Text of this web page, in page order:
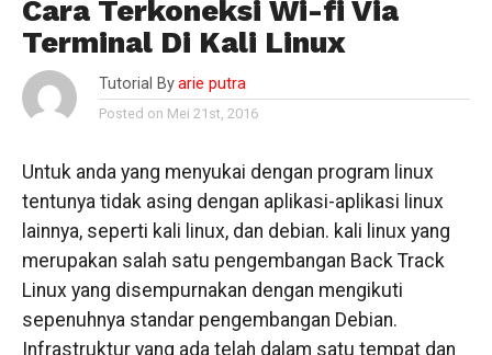
Cara Terkoneksi Wi-fi Via
Terminal Di Kali Linux
Tutorial By arie putra
Posted on Mei 21st, 2016
Untuk anda yang menyukai dengan program linux
tentunya tidak asing dengan aplikasi-aplikasi linux
lainnya, seperti kali linux, dan debian. kali linux yang
merupakan salah satu pengembangan Back Track
Linux yang disempurnakan dengan mengikuti
sepenuhnya standar pengembangan Debian.
Infrastruktur yang ada telah dalam satu tempat dan